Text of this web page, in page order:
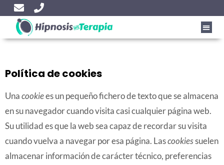
Política de cookies
Unacookiees un pequeño fichero de texto que se almacena
en su navegador cuando visita casi cualquier página web.
Su utilidad es que la web sea capaz de recordar su visita
cuando vuelva a navegar por esa página. Lascookiessuelen
almacenar información de carácter técnico, preferencias